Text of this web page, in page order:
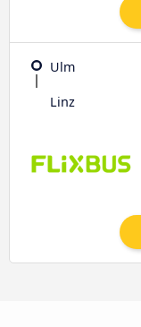
Ulm
Linz